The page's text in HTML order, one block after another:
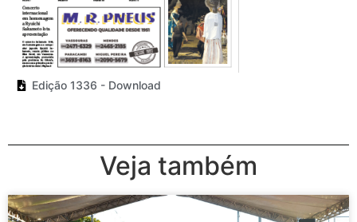
Edição 1336 - Download
Veja também